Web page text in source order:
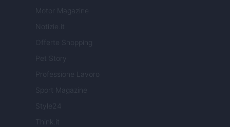
Motor Magazine
Notizie.it
Offerte Shopping
Pet Story
Professione Lavoro
Sport Magazine
Style24
Think.it